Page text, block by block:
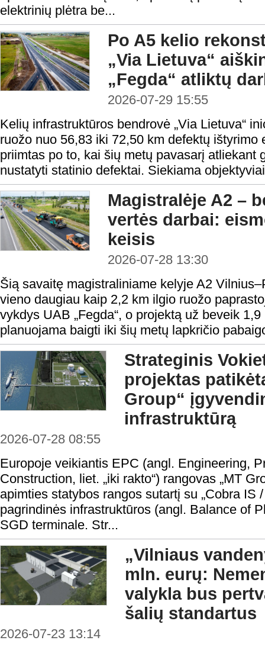
elektrinių plėtra be...
Po A5 kelio
„Via Lietuva“
„Fegda“ atliktų
2026-07-29 15:55
Kelių infrastruktūros bendrovė „Via Lietuva“
ruožo nuo 56,83 iki 72,50 km defektų ištyrimo
priimtas po to, kai šių metų pavasarį atliekant
nustatyti statinio defektai. Siekiama
Magistralėje A2 –
vertės darbai:
keisis
2026-07-28 13:30
Šią savaitę magistraliniame kelyje A2
vieno daugiau kaip 2,2 km ilgio ruožo
vykdys UAB „Fegda“, o projektą už beveik
planuojama baigti iki šių metų lapkričio
Strateginis
projektas
Group“
infrastruktūrą
2026-07-28 08:55
Europoje veikiantis EPC (angl. Engineering,
Construction, liet. „iki rakto“) rangovas „MT
apimties statybos rangos sutartį su „Cobra IS
pagrindinės infrastruktūros (angl. Balance of
SGD terminale. Str...
„Vilniaus
mln. eurų:
valykla bus
šalių standartus
2026-07-23 13:14